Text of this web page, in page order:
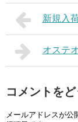
新規入
オステ
コメントを
メールアドレスが公